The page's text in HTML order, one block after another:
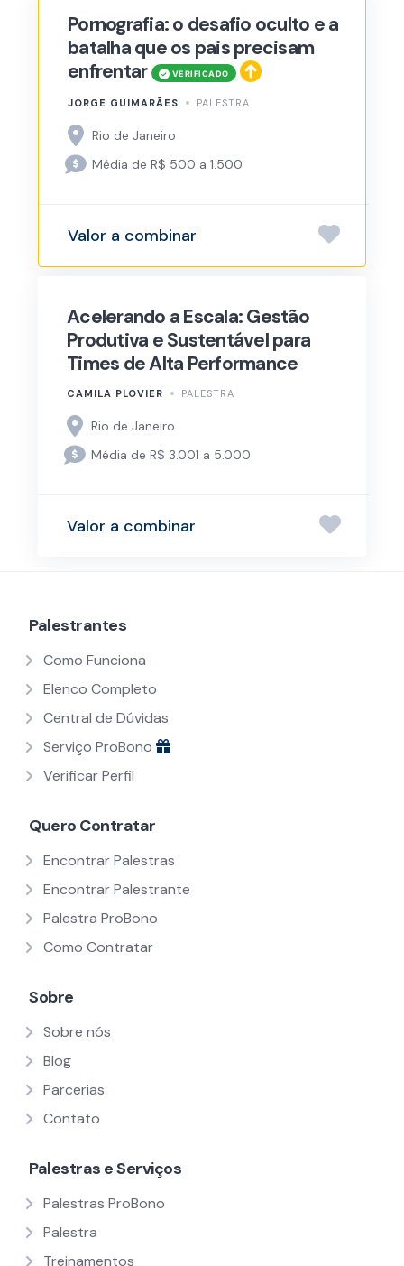
Pornografia: o desafio oculto e a
batalha que os pais precisam
enfrentar
JORGE GUIMARÃES PALESTRA
Rio de Janeiro
Média de R$ 500 a 1.500
Valor a combinar
Acelerando a Escala: Gestão
Produtiva e Sustentável para
Times de Alta Performance
CAMILA PLOVIER PALESTRA
Rio de Janeiro
Média de R$ 3.001 a 5.000
Valor a combinar
Palestrantes
Como Funciona
Elenco Completo
Central de Dúvidas
Serviço ProBono
Verificar Perfil
Quero Contratar
Encontrar Palestras
Encontrar Palestrante
Palestra ProBono
Como Contratar
Sobre
Sobre nós
Blog
Parcerias
Contato
Palestras e Serviços
Palestras ProBono
Palestra
Treinamentos